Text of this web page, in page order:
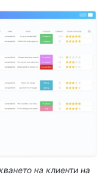
на клиенти на